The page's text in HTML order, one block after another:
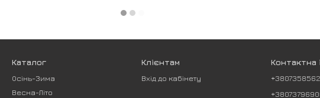
Каталог
Осінь-Зима
Весна-Літо
Клієнтам
Вхід до кабінету
Контактна